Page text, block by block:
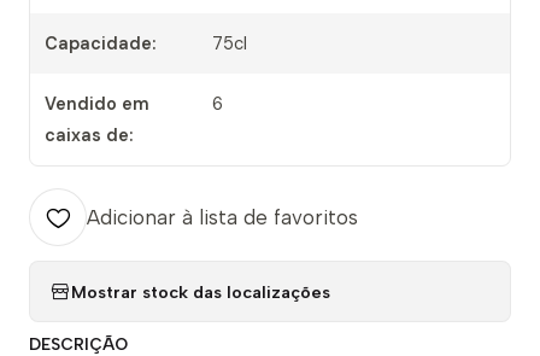
Capacidade: 75cl
Vendido em
caixas de:
6
Adicionar à lista de favoritos
Mostrar stock das localizações
DESCRIÇÃO